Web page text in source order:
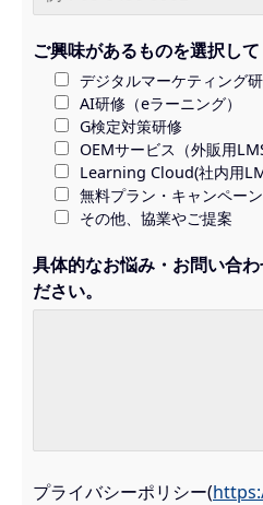
ご興味があるものを選択し
デジタルマーケティング
AI研修（eラーニング）
G検定対策研修
OEMサービス（外販用LMS
Learning Cloud(社内用
無料プラン・キャンペーン
その他、協業やご提案
具体的なお悩み・お問い合
ださい。
プライバシーポリシー(